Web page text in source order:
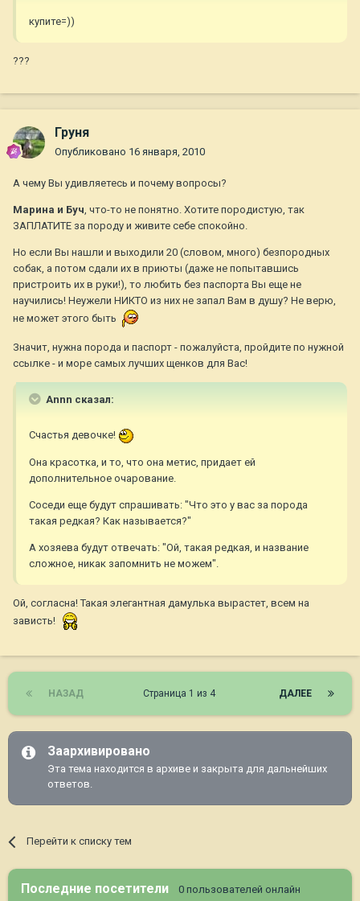
купите=))
???
Груня
Опубликовано 16 января, 2010
А чему Вы удивляетесь и почему вопросы?
Марина и Буч, что-то не понятно. Хотите породистую, так
ЗАПЛАТИТЕ за породу и живите себе спокойно.
Но если Вы нашли и выходили 20 (словом, много) безпородных
собак, а потом сдали их в приюты (даже не попытавшись
пристроить их в руки!), то любить без паспорта Вы еще не
научились! Неужели НИКТО из них не запал Вам в душу? Не верю,
не может этого быть
Значит, нужна порода и паспорт - пожалуйста, пройдите по нужной
ссылке - и море самых лучших щенков для Вас!
Annn сказал:
Счастья девочке!
Она красотка, и то, что она метис, придает ей
дополнительное очарование.
Соседи еще будут спрашивать: "Что это у вас за порода
такая редкая? Как называется?"
А хозяева будут отвечать: "Ой, такая редкая, и название
сложное, никак запомнить не можем".
Ой, согласна! Такая элегантная дамулька вырастет, всем на
зависть!
НАЗАД ДАЛЕЕ
Страница 1 из 4
Заархивировано
Эта тема находится в архиве и закрыта для дальнейших
ответов.
Перейти к списку тем
Последние посетители 0 пользователей онлайн